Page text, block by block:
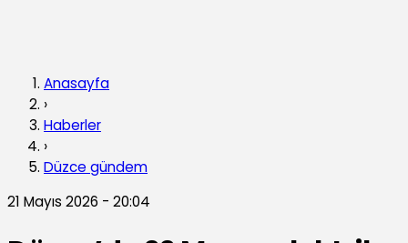
Anasayfa
›
Haberler
›
Düzce gündem
21 Mayıs 2026 - 20:04